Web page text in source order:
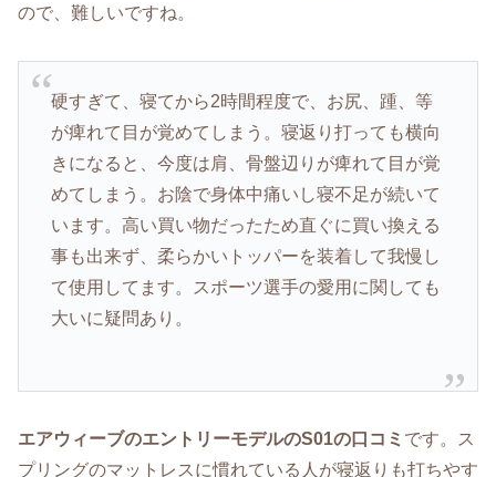
ので、難しいですね。
硬すぎて、寝てから2時間程度で、お尻、踵、等
が痺れて目が覚めてしまう。寝返り打っても横向
きになると、今度は肩、骨盤辺りが痺れて目が覚
めてしまう。お陰で身体中痛いし寝不足が続いて
います。高い買い物だったため直ぐに買い換える
事も出来ず、柔らかいトッパーを装着して我慢し
て使用してます。スポーツ選手の愛用に関しても
大いに疑問あり。
エアウィーブのエントリーモデルのS01の口コミ です。ス
プリングのマットレスに慣れている人が寝返りも打ちやす